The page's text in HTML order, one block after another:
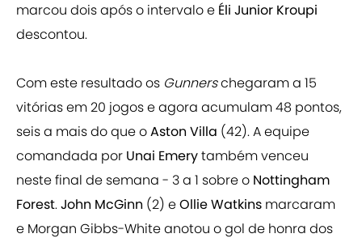
marcou dois após o intervalo e Éli Junior Kroupi
descontou.
Com este resultado os Gunnerschegaram a 15
vitórias em 20 jogos e agora acumulam 48 pontos,
seis a mais do que oAston Villa (42). A equipe
comandada por Unai Emerytambém venceu
neste final de semana - 3 a 1 sobre o Nottingham
Forest.John McGinn (2) eOllie Watkins marcaram
e Morgan Gibbs-White anotou o gol de honra dos